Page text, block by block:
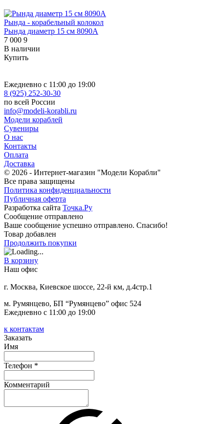
Рында - корабельный колокол
Рында диаметр 15 см 8090A
7 000 9
В наличии
Купить
Ежедневно с 11:00 до 19:00
8 (925) 252-30-30
по всей России
info@modeli-korabli.ru
Модели кораблей
Сувениры
О нас
Контакты
Оплата
Доставка
© 2026 - Интернет-магазин "Модели Корабли"
Все права защищены
Политика конфиденциальности
Публичная оферта
Разработка сайта Точка.Ру
Сообщение отправлено
Ваше сообщение успешно отправлено. Спасибо!
Товар добавлен
Продолжить покупки
В корзину
Наш офис
г. Москва, Киевское шоссе, 22-й км, д.4стр.1
м. Румянцево, БП “Румянцево” офис 524
Ежедневно с 11:00 до 19:00
к контактам
Заказать
Имя
Телефон *
Комментарий